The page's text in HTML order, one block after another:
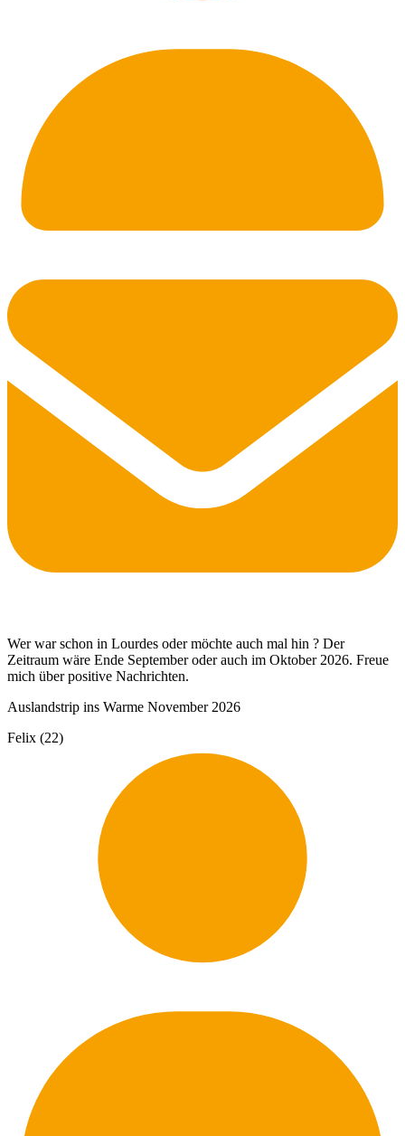
Wer war schon in Lourdes oder möchte auch mal hin ? Der
Zeitraum wäre Ende September oder auch im Oktober 2026. Freue
mich über positive Nachrichten.
Auslandstrip ins Warme November 2026
Felix (22)